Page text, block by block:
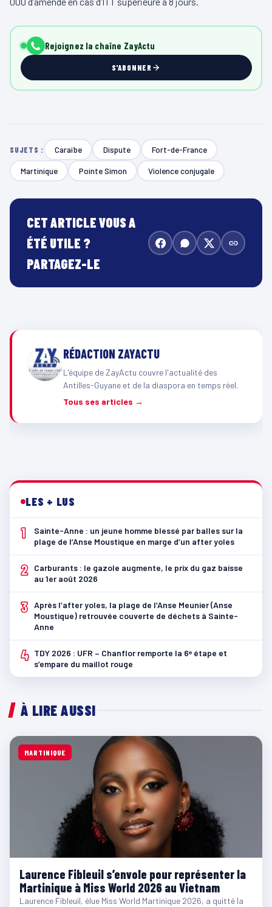
Rejoignez la chaîne ZayActu
S'ABONNER
SUJETS : Caraïbe Dispute Fort-de-France
Martinique Pointe Simon Violence conjugale
CET ARTICLE VOUS A
ÉTÉ UTILE ?
PARTAGEZ-LE
RÉDACTION ZAYACTU
L'équipe de ZayActu couvre l'actualité des
Antilles-Guyane et de la diaspora en temps réel.
Tous ses articles →
LES + LUS
1
Sainte-Anne : un jeune homme blessé par balles sur la
plage de l’Anse Moustique en marge d’un after yoles
2
Carburants : le gazole augmente, le prix du gaz baisse
au 1er août 2026
3 Après l’after yoles, la plage de l’Anse Meunier (Anse
Moustique) retrouvée couverte de déchets à Sainte-
Anne
4 TDY 2026 : UFR – Chanflor remporte la 6ᵉ étape et
s’empare du maillot rouge
À LIRE AUSSI
MARTINIQUE
Laurence Fibleuil s’envole pour représenter la
Martinique à Miss World 2026 au Vietnam
Laurence Fibleuil, élue Miss World Martinique 2026, a quitté la